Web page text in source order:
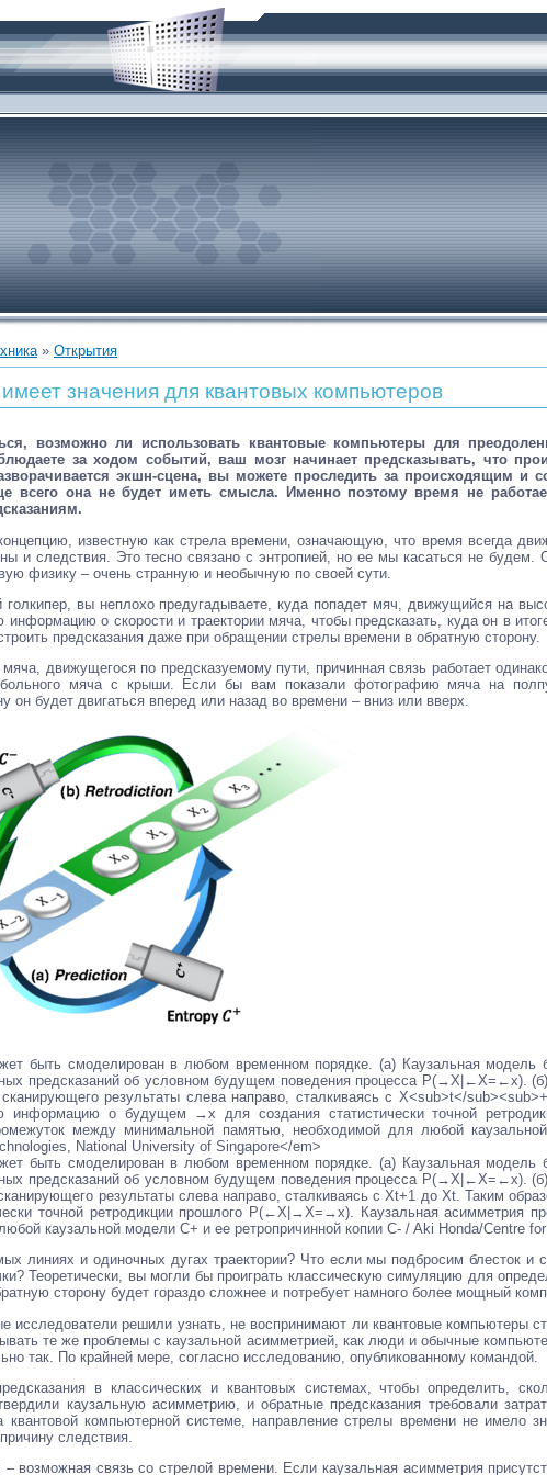
» Открытия
значения для квантовых компьютеров
возможно ли использовать квантовые компьютеры для
за ходом событий, ваш мозг начинает предсказывать, что
экшн-сцена, вы можете проследить за происходящим и
всего она не будет иметь смысла. Именно поэтому время не
известную как стрела времени, означающую, что время всегда
и следствия. Это тесно связано с энтропией, но ее мы касаться не будем.
физику – очень странную и необычную по своей сути.
вы неплохо предугадываете, куда попадет мяч, движущийся на
информацию о скорости и траектории мяча, чтобы предсказать, куда он в
предсказания даже при обращении стрелы времени в обратную сторону.
мяча, движущегося по предсказуемому пути, причинная связь работает
мяча с крыши. Если бы вам показали фотографию мяча на
он будет двигаться вперед или назад во времени – вниз или вверх.
быть смоделирован в любом временном порядке. (а) Каузальная
предсказаний об условном будущем поведения процесса P(→X|←X=←x).
результаты слева направо, сталкиваясь с X<sub>t</
информацию о будущем →x для создания статистически точной
между минимальной памятью, необходимой для любой
National University of Singapore</em>
быть смоделирован в любом временном порядке. (а) Каузальная
предсказаний об условном будущем поведения процесса P(→X|←X=←x).
результаты слева направо, сталкиваясь с Xt+1 до Xt. Таким
точной ретродикции прошлого P(←X|→X=→x). Каузальная асимметрия
каузальной модели C+ и ее ретропричинной копии C- / Aki Honda/Centre
линиях и одиночных дугах траектории? Что если мы подбросим блесток и
Теоретически, вы могли бы проиграть классическую симуляцию для
сторону будет гораздо сложнее и потребует намного более мощный
исследователи решили узнать, не воспринимают ли квантовые компьютеры
те же проблемы с каузальной асимметрией, как люди и обычные
так. По крайней мере, согласно исследованию, опубликованному командой.
в классических и квантовых системах, чтобы определить,
каузальную асимметрию, и обратные предсказания требовали
квантовой компьютерной системе, направление стрелы времени не имело
следствия.
связь со стрелой времени. Если каузальная асимметрия